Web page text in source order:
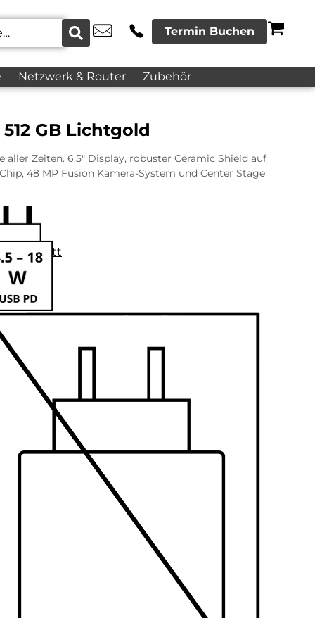
Termin Buchen
Netzwerk & Router Zubehör
GB Lichtgold
aller Zeiten. 6,5″ Display, robuster Ceramic Shield auf
48 MP Fusion Kamera-System und Center Stage